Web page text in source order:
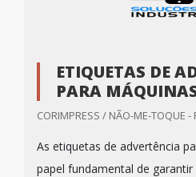
ETIQUETAS DE
PARA
CORIMPRESS / NÃO-ME-TOQUE -
As etiquetas de advertência
papel fundamental de garantir